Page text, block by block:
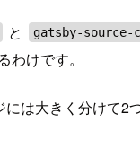
と gatsby-source-
けです。
は大きく分けて2